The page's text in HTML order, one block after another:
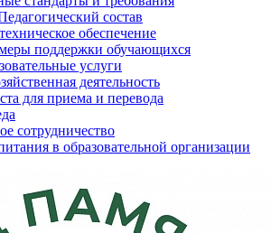
состав
обеспечение
поддержки обучающихся
услуги
деятельность
для приема и перевода
сотрудничество
в образовательной организации